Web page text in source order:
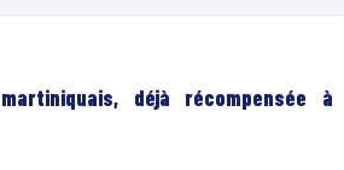
déjà récompensée à